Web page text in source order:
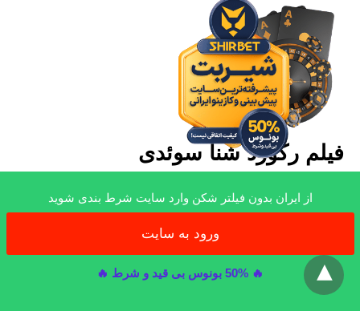
فیلم رکورد شنا سوئدی
سوئدی را مشاهده کنید، می توانید به سایت های معتبر
ورزشی مراجعه نمایید. در این سایت ها تعداد بسیاری
ازبرترین ویدئو ها و رکورد ها منتشر شده است. در
کانال های یوتیوب نیز می توان به تعدادی از این فیلم ها
از ایران بدون فیلتر شکن وارد سایت شرط بندی شوید
ورود به سایت
🔥 50% بونوس بی قید و شرط 🔥